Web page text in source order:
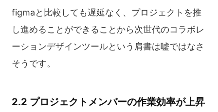
figmaと比較しても遅延なく、プロジェクトを推
し進めることができることから次世代のコラボレ
ーションデザインツールという肩書は嘘ではなさ
そうです。
2.2 プロジェクトメンバーの作業効率が上昇